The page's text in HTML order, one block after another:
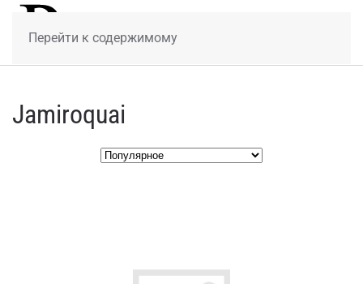
Перейти к содержимому
Jamiroquai